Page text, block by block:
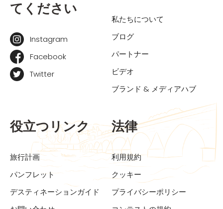
てください
Instagram
Facebook
Twitter
私たちについて
ブログ
パートナー
ビデオ
ブランド & メディアハブ
役立つリンク
旅行計画
パンフレット
デスティネーションガイド
法律
利用規約
クッキー
プライバシーポリシー